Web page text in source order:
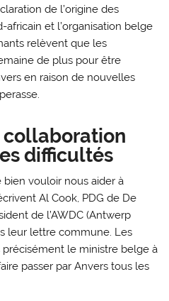
de l’origine des
et l’organisation belge
relèvent que les
de plus pour être
en raison de nouvelles
collaboration
difficultés
vouloir nous aider à
Al Cook, PDG de De
de l’AWDC (Antwerp
leur lettre commune. Les
le ministre belge à
passer par Anvers tous les